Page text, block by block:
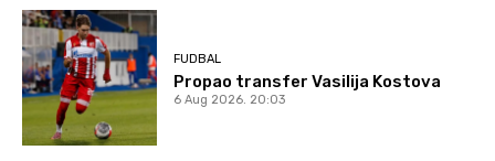
FUDBAL
Propao transfer Vasilija Kostova
6 Aug 2026. 20:03